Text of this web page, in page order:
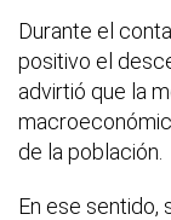
Durante el
positivo el
advirtió que la
de la población.
En ese sentido,